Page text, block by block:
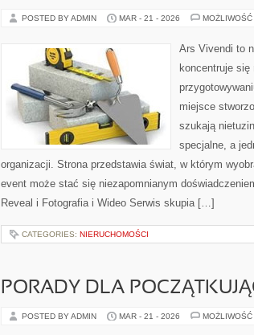
POSTED BY ADMIN MAR - 21 - 2026
Ars Vivendi to
koncentruje się
miejsce
szukają
specjalne, a
organizacji. Strona przedstawia świat, w którym
event może stać się niezapomnianym
Reveal i Fotografia i Wideo Serwis skupia […]
CATEGORIES: NIERUCHOMOŚCI
PORADY DLA
POSTED BY ADMIN MAR - 21 - 2026